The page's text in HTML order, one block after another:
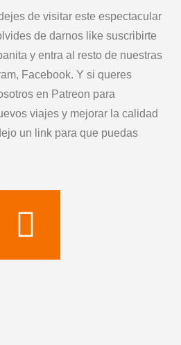
de visitar este espectacular
de darnos like suscribirte
y entra al resto de nuestras
Facebook. Y si queres
en Patreon para
viajes y mejorar la calidad
un link para que puedas